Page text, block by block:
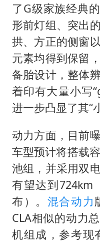
了G级家族经典
形前灯组、突出
拱、方正的侧窗
元素均得到保留
备胎设计，整体
着印有大量小写
进一步凸显了其“
动力方面，目前
车型预计将搭载
池组，并采用双
有望达到724km
布）。 混合动力
CLA相似的动力
机组成，参考现